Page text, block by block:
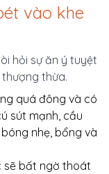
vào khe
hỏi sự ăn ý tuyệt
thừa.
quá đông và có
sút mạnh, cầu
nhẹ, bổng và
sẽ bất ngờ thoát